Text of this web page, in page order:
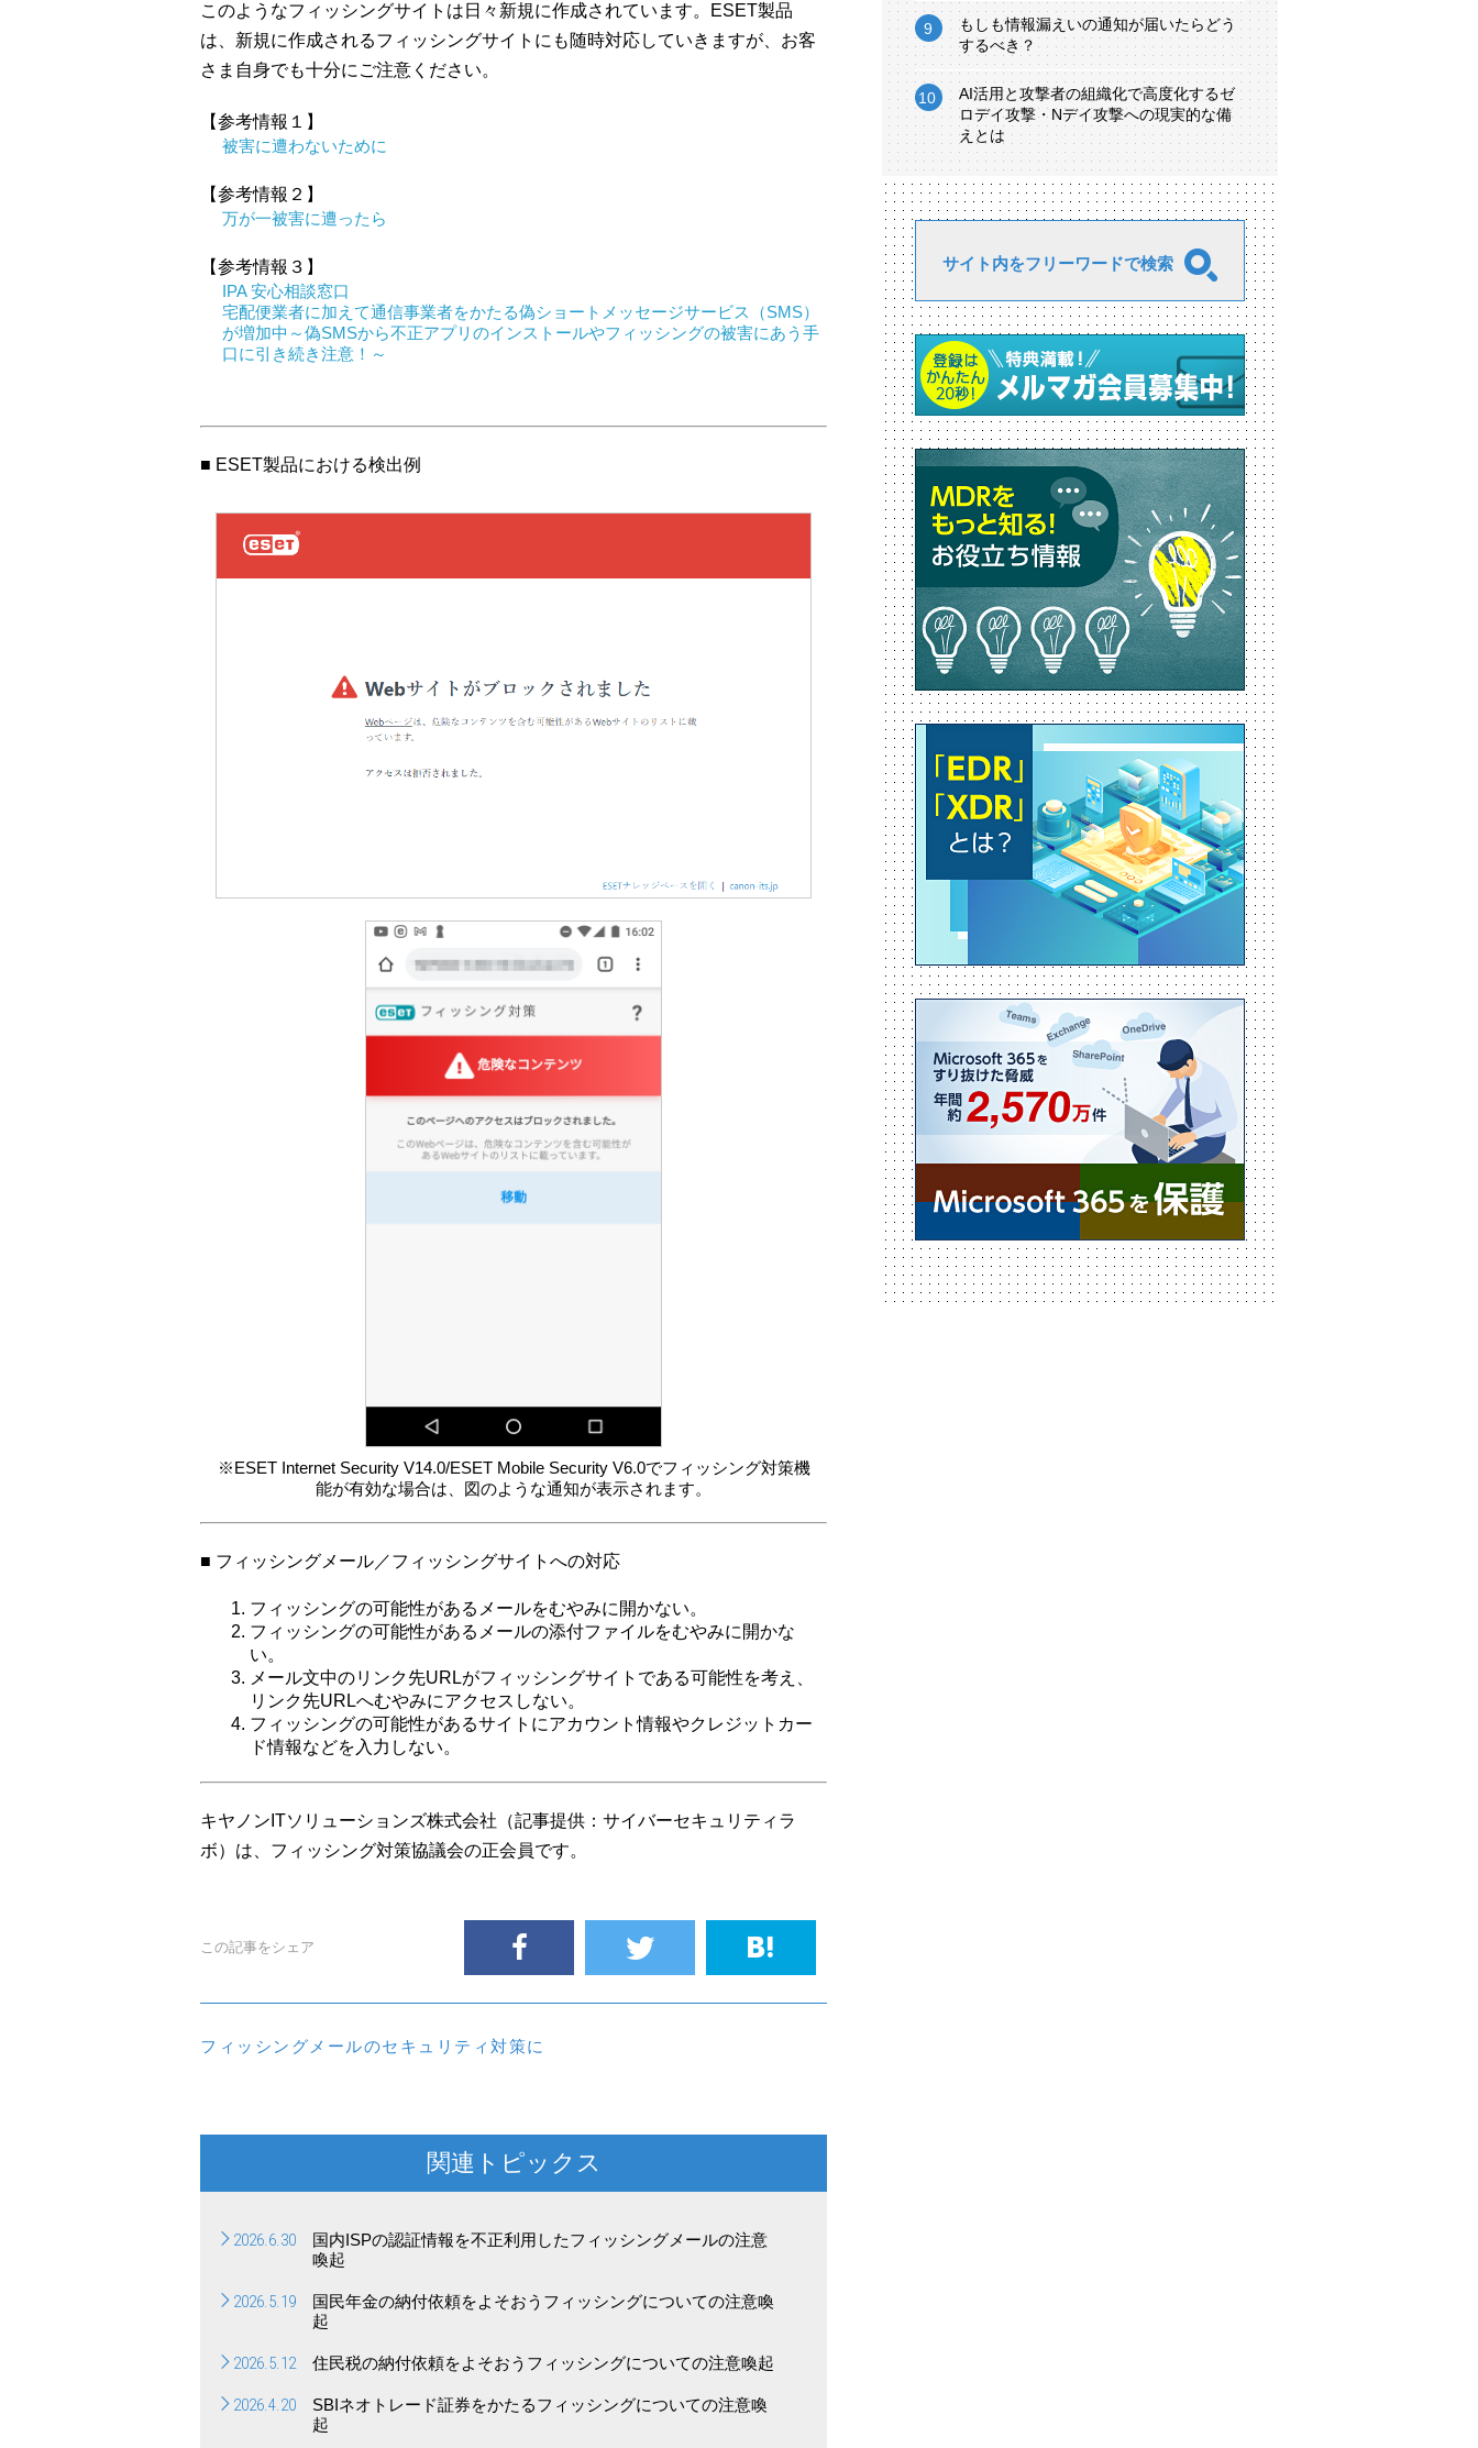
このようなフィッシングサイトは日々新規に作成されています。ESET製品
は、新規に作成されるフィッシングサイトにも随時対応していきますが、お客
さま自身でも十分にご注意ください。
【参考情報１】
被害に遭わないために
【参考情報２】
万が一被害に遭ったら
【参考情報３】
IPA 安心相談窓口
宅配便業者に加えて通信事業者をかたる偽ショートメッセージサービス（SMS）
が増加中～偽SMSから不正アプリのインストールやフィッシングの被害にあう手
口に引き続き注意！～
■ ESET製品における検出例
※ESET Internet Security V14.0/ESET Mobile Security V6.0でフィッシング対策機
能が有効な場合は、図のような通知が表示されます。
■ フィッシングメール／フィッシングサイトへの対応
フィッシングの可能性があるメールをむやみに開かない。
フィッシングの可能性があるメールの添付ファイルをむやみに開かな
い。
メール文中のリンク先URLがフィッシングサイトである可能性を考え、
リンク先URLへむやみにアクセスしない。
フィッシングの可能性があるサイトにアカウント情報やクレジットカー
ド情報などを入力しない。
キヤノンITソリューションズ株式会社（記事提供：サイバーセキュリティラ
ボ）は、フィッシング対策協議会の正会員です。
この記事をシェア
フィッシングメールのセキュリティ対策に
関連トピックス
2026.6.30
国内ISPの認証情報を不正利用したフィッシングメールの注意
喚起
2026.5.19
国民年金の納付依頼をよそおうフィッシングについての注意喚
起
2026.5.12 住民税の納付依頼をよそおうフィッシングについての注意喚起
2026.4.20
SBIネオトレード証券をかたるフィッシングについての注意喚
起
もしも情報漏えいの通知が届いたらどう
するべき？
AI活用と攻撃者の組織化で高度化するゼ
ロデイ攻撃・Nデイ攻撃への現実的な備
えとは
サイト内をフリーワードで検索